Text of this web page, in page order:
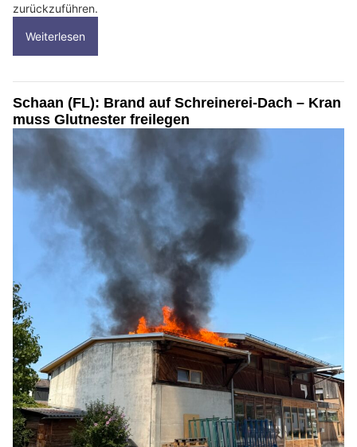
zurückzuführen.
Weiterlesen
Schaan (FL): Brand auf Schreinerei-Dach – Kran
muss Glutnester freilegen